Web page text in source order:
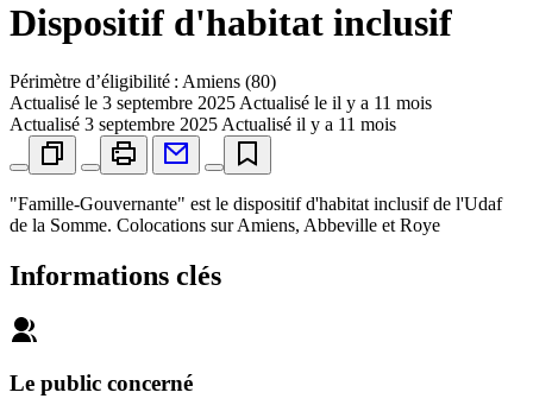
Dispositif d'habitat inclusif
Périmètre d’éligibilité : Amiens (80)
Actualisé le 3 septembre 2025 Actualisé le il y a 11 mois
Actualisé 3 septembre 2025 Actualisé il y a 11 mois
"Famille-Gouvernante" est le dispositif d'habitat inclusif de l'Udaf
de la Somme. Colocations sur Amiens, Abbeville et Roye
Informations clés
Le public concerné